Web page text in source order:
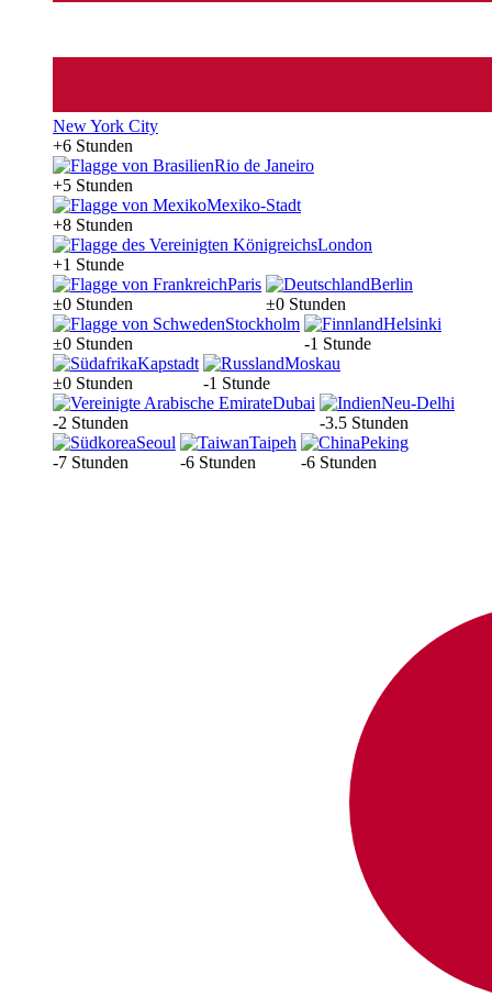
New York City
+6 Stunden
Rio de Janeiro
+5 Stunden
Mexiko-Stadt
+8 Stunden
London
+1 Stunde
Paris
±0 Stunden
Berlin
±0 Stunden
Stockholm
±0 Stunden
Helsinki
-1 Stunde
Kapstadt
±0 Stunden
Moskau
-1 Stunde
Dubai
-2 Stunden
Neu-Delhi
-3.5 Stunden
Seoul
-7 Stunden
Taipeh
-6 Stunden
Peking
-6 Stunden